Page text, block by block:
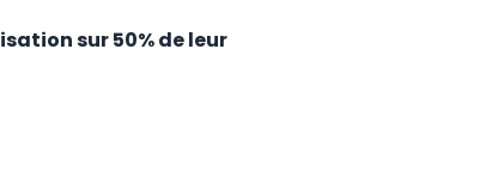
sur 50% de leur